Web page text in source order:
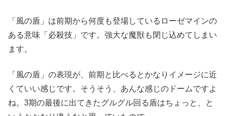
「風の盾」は前期から何度も登場しているローゼマインの
ある意味「必殺技」です。強大な魔獣も閉じ込めてしまい
ます。
「風の盾」の表現が、前期と比べるとかなりイメージに近
くていい感じです。そうそう、あんな感じのドームですよ
ね。3期の最後に出てきたグルグル回る盾はちょっと、と